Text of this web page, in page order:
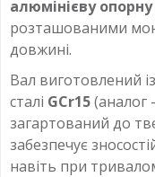
алюмінієву
розташованими
довжині.
Вал виготовлений
сталі GCr15(аналог
загартований до
забезпечує
навіть при